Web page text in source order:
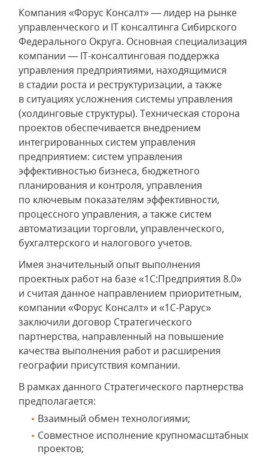
Компания «Форус Консалт» — лидер на рынке
управленческого и IT консалтинга Сибирского
Федерального Округа. Основная специализация
компании — IT-консалтинговая поддержка
управления предприятиями, находящимися
в стадии роста и реструктуризации, а также
в ситуациях усложнения системы управления
(холдинговые структуры). Техническая сторона
проектов обеспечивается внедрением
интегрированных систем управления
предприятием: систем управления
эффективностью бизнеса, бюджетного
планирования и контроля, управления
по ключевым показателям эффективности,
процессного управления, а также систем
автоматизации торговли, управленческого,
бухгалтерского и налогового учетов.
Имея значительный опыт выполнения
проектных работ на базе «1С:Предприятия 8.0»
и считая данное направлением приоритетным,
компании «Форус Консалт» и «1С-Рарус»
заключили договор Стратегического
партнерства, направленный на повышение
качества выполнения работ и расширения
географии присутствия компании.
В рамках данного Стратегического партнерства
предполагается:
Взаимный обмен технологиями;
Совместное исполнение крупномасштабных
проектов;